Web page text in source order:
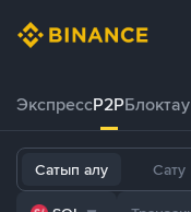
ЭкспрессP2PБлоктау
Сатып алу Сату